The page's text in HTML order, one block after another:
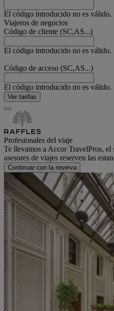
El código introducido no es válido.
Viajeros de negocios
Código de cliente (SC,AS...)
El código introducido no es válido.
Código de acceso (SC,AS...)
El código introducido no es válido.
Ver tarifas
Profesionales del viaje
Te llevamos a Accor TravelPros,
asesores de viajes reserven las
Continuar con la reserva